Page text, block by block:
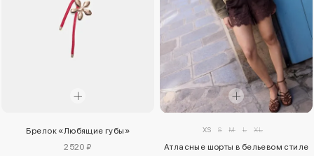
Брелок «Любящие губы»
2520 ₽
XS S M L XL
Атласные шорты в бельевом стиле